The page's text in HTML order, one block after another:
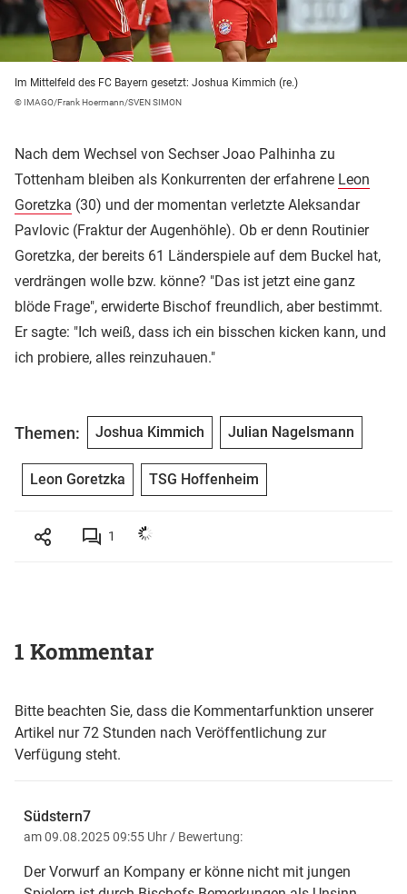
Im Mittelfeld des FC Bayern gesetzt: Joshua Kimmich (re.)
© IMAGO/Frank Hoermann/SVEN SIMON
Nach dem Wechsel von Sechser Joao Palhinha zu
Tottenham bleiben als Konkurrenten der erfahrene Leon
Goretzka (30) und der momentan verletzte Aleksandar
Pavlovic (Fraktur der Augenhöhle). Ob er denn Routinier
Goretzka, der bereits 61 Länderspiele auf dem Buckel hat,
verdrängen wolle bzw. könne? "Das ist jetzt eine ganz
blöde Frage", erwiderte Bischof freundlich, aber bestimmt.
Er sagte: "Ich weiß, dass ich ein bisschen kicken kann, und
ich probiere, alles reinzuhauen."
Themen: Joshua Kimmich Julian Nagelsmann
Leon Goretzka TSG Hoffenheim
1
1 Kommentar
Bitte beachten Sie, dass die Kommentarfunktion unserer
Artikel nur 72 Stunden nach Veröffentlichung zur
Verfügung steht.
Südstern7
am 09.08.2025 09:55 Uhr/ Bewertung:
Der Vorwurf an Kompany er könne nicht mit jungen